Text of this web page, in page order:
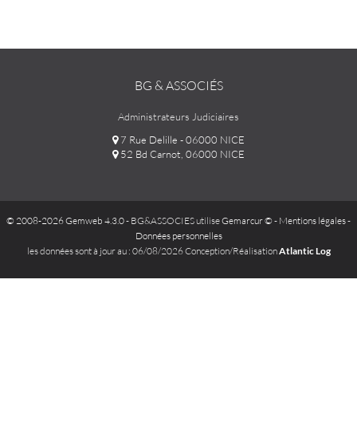
BG & ASSOCIÉS
Administrateurs Judiciaires
7 Rue Delille - 06000 NICE
52 Bd Carnot, 06000 NICE
© 2008-2026 Gemweb 4.3.0- BG&ASSOCIES utiliseGemarcur © - Mentions légales-
Données personnelles
les données sont à jour au : 06/08/2026 Conception/RéalisationAtlantic Log